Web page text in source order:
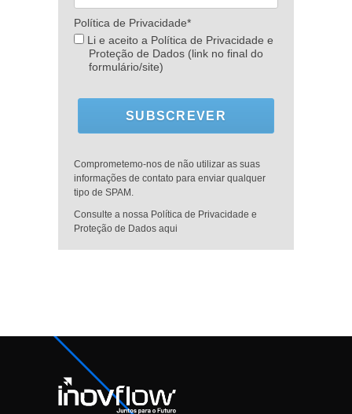
Política de Privacidade*
Li e aceito a Política de Privacidade e
Proteção de Dados (link no final do
formulário/site)
SUBSCREVER
Comprometemo-nos de não utilizar as suas
informações de contato para enviar qualquer
tipo de SPAM.
Consulte a nossa Política de Privacidade e
Proteção de Dados aqui